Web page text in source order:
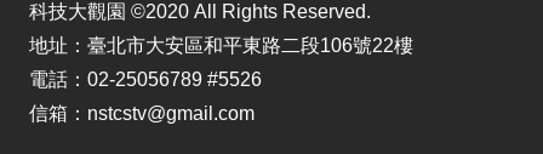
科技大觀園 ©2020 All Rights Reserved.
地址：臺北市大安區和平東路二段106號22樓
電話：02-25056789 #5526
信箱：nstcstv@gmail.com